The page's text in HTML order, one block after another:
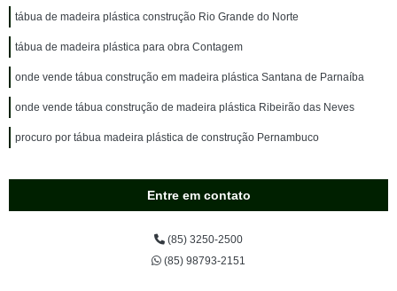
tábua de madeira plástica construção Rio Grande do Norte
tábua de madeira plástica para obra Contagem
onde vende tábua construção em madeira plástica Santana de Parnaíba
onde vende tábua construção de madeira plástica Ribeirão das Neves
procuro por tábua madeira plástica de construção Pernambuco
Entre em contato
(85) 3250-2500
(85) 98793-2151